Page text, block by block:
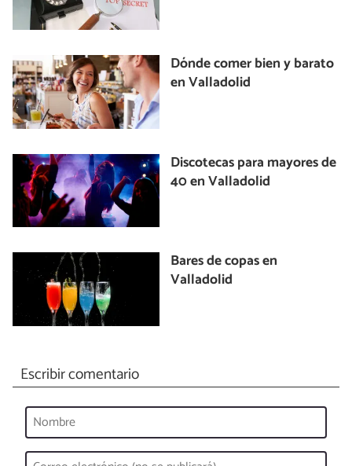
Dónde comer bien y barato
en Valladolid
Discotecas para mayores de
40 en Valladolid
Bares de copas en
Valladolid
Escribir comentario